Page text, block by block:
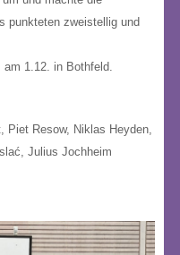
punkteten zweistellig und
1.12. in Bothfeld.
Piet Resow, Niklas Heyden,
Julius Jochheim